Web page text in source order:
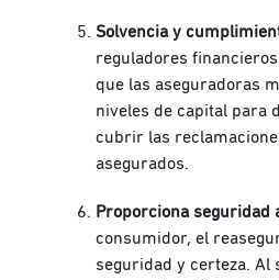
Solvencia y
reguladores
que las aseguradoras
niveles de capital para
cubrir las
asegurados.
Proporciona seguridad
consumidor, el
seguridad y certeza. Al